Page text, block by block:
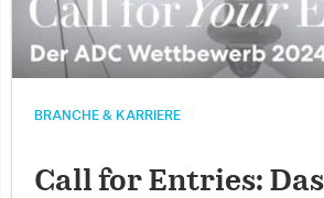
BRANCHE & KARRIERE
Call for Entries: